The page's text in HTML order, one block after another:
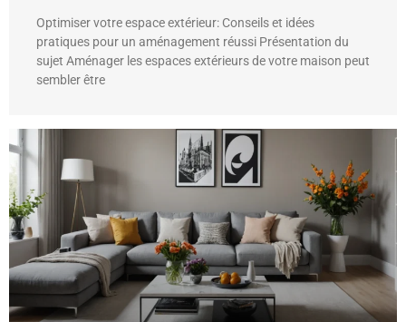
Optimiser votre espace extérieur: Conseils et idées
pratiques pour un aménagement réussi Présentation du
sujet Aménager les espaces extérieurs de votre maison peut
sembler être